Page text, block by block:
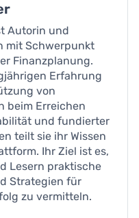
Autorin und
mit Schwerpunkt
Finanzplanung.
Erfahrung
von
beim Erreichen
und fundierter
teilt sie ihr Wissen
Ihr Ziel ist es,
Lesern praktische
Strategien für
zu vermitteln.